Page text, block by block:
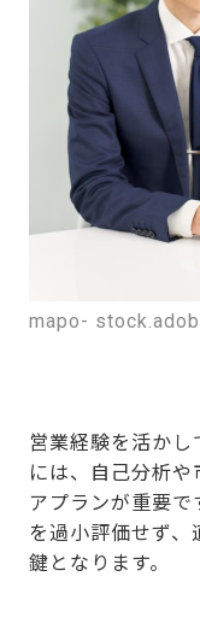
こそ頼れるの
mapo-
営業経験を活か
には、自己分析
アプランが重要で
を過小評価せず、
鍵となります。